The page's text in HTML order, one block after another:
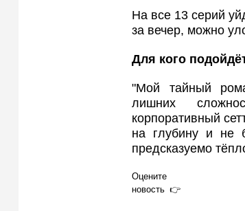
На все 13 серий
за вечер, можно
Для кого
"Мой тайный
лишних
корпоративный
на глубину и не
предсказуемо
Оцените
новость